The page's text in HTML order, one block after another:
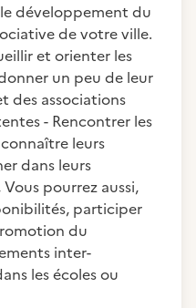
développement du
de votre ville.
et orienter les
un peu de leur
des associations
- Rencontrer les
leurs
dans leurs
pourrez aussi,
participer
du
inter-
les écoles ou